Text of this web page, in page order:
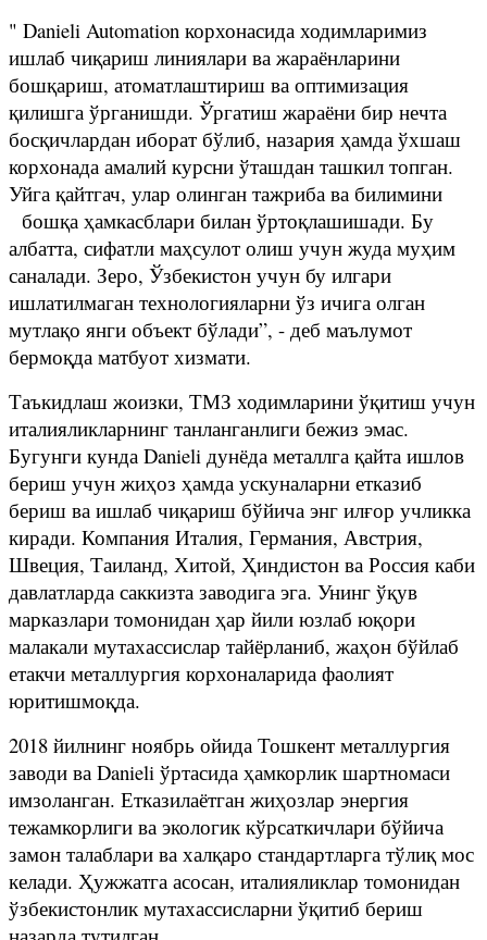
" Danieli Automation корхонасида ходимларимиз
ишлаб чиқариш линиялари ва жараёнларини
бошқариш, атоматлаштириш ва оптимизация
қилишга ўрганишди. Ўргатиш жараёни бир нечта
босқичлардан иборат бўлиб, назария ҳамда ўхшаш
корхонада амалий курсни ўташдан ташкил топган.
Уйга қайтгач, улар олинган тажриба ва билимини
бошқа ҳамкасблари билан ўртоқлашишади. Бу
албатта, сифатли маҳсулот олиш учун жуда муҳим
саналади. Зеро, Ўзбекистон учун бу илгари
ишлатилмаган технологияларни ўз ичига олган
мутлақо янги объект бўлади”, - деб маълумот
бермоқда матбуот хизмати.
Таъкидлаш жоизки, ТМЗ ходимларини ўқитиш учун
италияликларнинг танланганлиги бежиз эмас.
Бугунги кунда Danieli дунёда металлга қайта ишлов
бериш учун жиҳоз ҳамда ускуналарни етказиб
бериш ва ишлаб чиқариш бўйича энг илғор учликка
киради. Компания Италия, Германия, Австрия,
Швеция, Таиланд, Хитой, Ҳиндистон ва Россия каби
давлатларда саккизта заводига эга. Унинг ўқув
марказлари томонидан ҳар йили юзлаб юқори
малакали мутахассислар тайёрланиб, жаҳон бўйлаб
етакчи металлургия корхоналарида фаолият
юритишмоқда.
2018 йилнинг ноябрь ойида Тошкент металлургия
заводи ва Danieli ўртасида ҳамкорлик шартномаси
имзоланган. Етказилаётган жиҳозлар энергия
тежамкорлиги ва экологик кўрсаткичлари бўйича
замон талаблари ва халқаро стандартларга тўлиқ мос
келади. Ҳужжатга асосан, италияликлар томонидан
ўзбекистонлик мутахассисларни ўқитиб бериш